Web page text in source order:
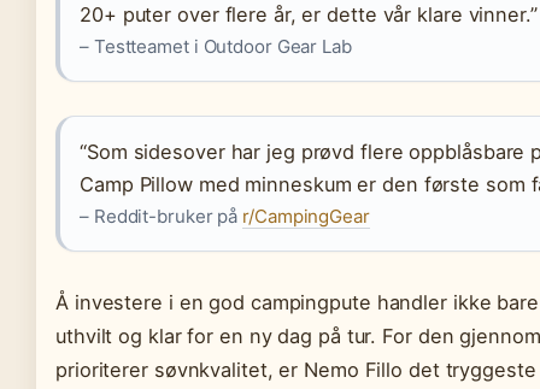
20+ puter over flere år, er dette vår klare vinner.”
– Testteamet i Outdoor Gear Lab
“Som sidesover har jeg prøvd flere oppblåsbare
Camp Pillow med minneskum er den første som
– Reddit-bruker på r/CampingGear
Å investere i en god campingpute handler ikke
uthvilt og klar for en ny dag på tur. For den
prioriterer søvnkvalitet, er Nemo Fillo det